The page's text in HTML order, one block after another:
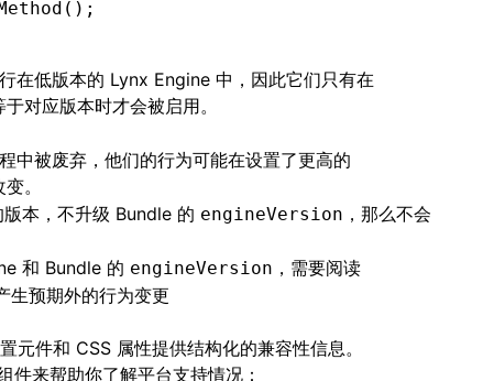
();
在低版本的 Lynx Engine 中，因此它们只有在
对应版本时才会被启用。
中被废弃，他们的行为可能在设置了更高的
。
本，不升级 Bundle 的 engineVersion ，那么不会
和 Bundle 的 engineVersion ，需要阅读
生预期外的行为变更
元件和 CSS 属性提供结构化的兼容性信息。
件来帮助你了解平台支持情况：